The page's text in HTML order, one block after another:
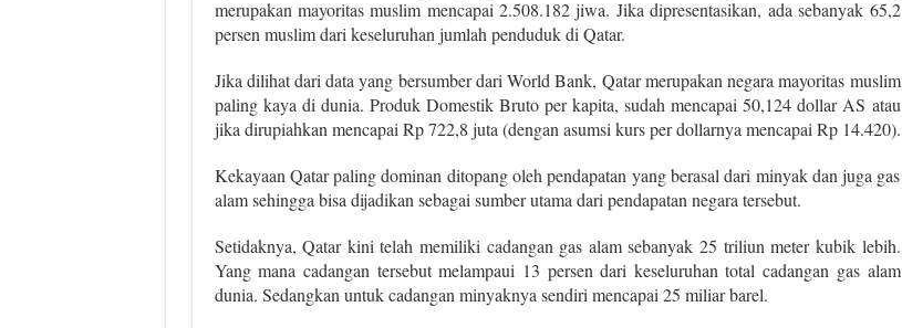
merupakan mayoritas muslim mencapai 2.508.182 jiwa. Jika dipresentasikan, ada sebanyak 65,2
persen muslim dari keseluruhan jumlah penduduk di Qatar.
Jika dilihat dari data yang bersumber dari World Bank, Qatar merupakan negara mayoritas muslim
paling kaya di dunia. Produk Domestik Bruto per kapita, sudah mencapai 50,124 dollar AS atau
jika dirupiahkan mencapai Rp 722,8 juta (dengan asumsi kurs per dollarnya mencapai Rp 14.420).
Kekayaan Qatar paling dominan ditopang oleh pendapatan yang berasal dari minyak dan juga gas
alam sehingga bisa dijadikan sebagai sumber utama dari pendapatan negara tersebut.
Setidaknya, Qatar kini telah memiliki cadangan gas alam sebanyak 25 triliun meter kubik lebih.
Yang mana cadangan tersebut melampaui 13 persen dari keseluruhan total cadangan gas alam
dunia. Sedangkan untuk cadangan minyaknya sendiri mencapai 25 miliar barel.